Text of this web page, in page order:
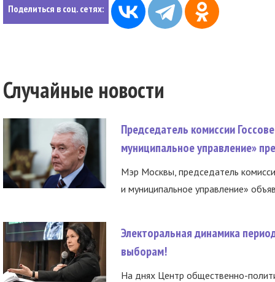
Поделиться в соц. сетях:
Случайные новости
Председатель комиссии
муниципальное управление»
Мэр Москвы, председатель
и муниципальное управление»
Электоральная динамика
выборам!
На днях Центр общественно-